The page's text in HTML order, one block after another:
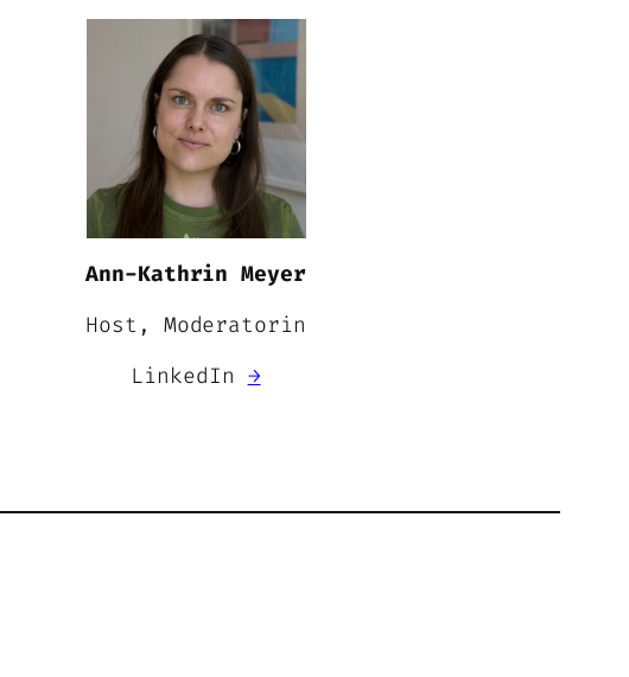
Ann-Kathrin Meyer
Host, Moderatorin
LinkedIn →